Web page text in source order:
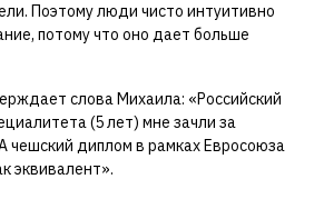
Поэтому люди чисто интуитивно
потому что оно дает больше
слова Михаила: «Российский
(5 лет) мне зачли за
чешский диплом в рамках Евросоюза
эквивалент».